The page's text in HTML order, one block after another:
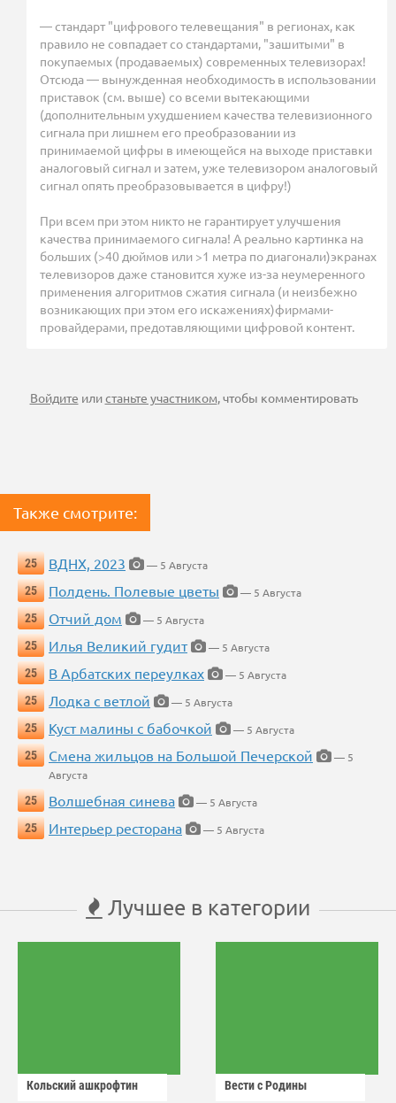
— стандарт "цифрового телевещания" в регионах, как
правило не совпадает со стандартами, "зашитыми" в
покупаемых (продаваемых) современных телевизорах!
Отсюда — вынужденная необходимость в использовании
приставок (см. выше) со всеми вытекающими
(дополнительным ухудшением качества телевизионного
сигнала при лишнем его преобразовании из
принимаемой цифры в имеющейся на выходе приставки
аналоговый сигнал и затем, уже телевизором аналоговый
сигнал опять преобразовывается в цифру!)
При всем при этом никто не гарантирует улучшения
качества принимаемого сигнала! А реально картинка на
больших (>40 дюймов или >1 метра по диагонали)экранах
телевизоров даже становится хуже из-за неумеренного
применения алгоритмов сжатия сигнала (и неизбежно
возникающих при этом его искажениях)фирмами-
провайдерами, предотавляющими цифровой контент.
Войдите илистаньте участником, чтобы комментировать
Также смотрите:
25 ВДНХ, 2023
— 5 Августа
25
Полдень. Полевые цветы
— 5 Августа
25
Отчий дом
— 5 Августа
25
Илья Великий гудит
— 5 Августа
25
В Арбатских переулках
— 5 Августа
25
Лодка с ветлой
— 5 Августа
25
Куст малины с бабочкой
— 5 Августа
25
Смена жильцов на Большой Печерской
— 5
Августа
25
Волшебная синева
— 5 Августа
25
Интерьер ресторана — 5 Августа
Лучшее в категории
Кольский ашкрофтин Вести с Родины